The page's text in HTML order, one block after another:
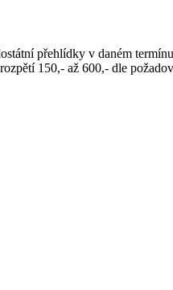
přehlídky v daném
150,- až 600,- dle